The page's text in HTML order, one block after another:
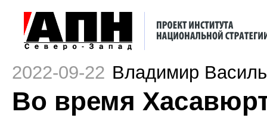
2022-09-22 Владимир
Во время